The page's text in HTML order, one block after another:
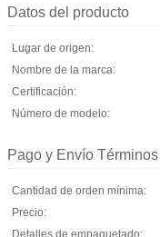
Datos del producto
Lugar de origen:
Nombre de la marca:
Certificación:
Número de modelo:
Pago y Envío Términos
Cantidad de orden mínima:
Precio:
Detalles de empaquetado: